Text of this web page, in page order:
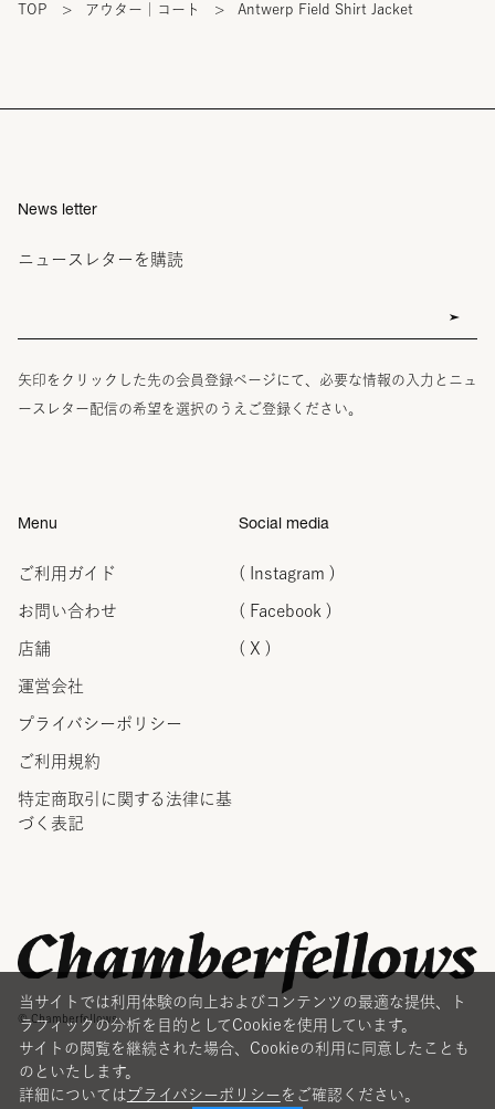
TOP > アウター｜コート > Antwerp Field Shirt Jacket
News letter
ニュースレターを購読
矢印をクリックした先の会員登録ページにて、必要な情報の入力とニュ
ースレター配信の希望を選択のうえご登録ください。
Menu
ご利用ガイド
お問い合わせ
店舗
運営会社
プライバシーポリシー
ご利用規約
特定商取引に関する法律に 基
づく表記
Social media
( Instagram )
( Facebook )
( X )
© Chamberfellows
当サイトでは利用体験の向上およびコンテンツの最適な提供、ト
ラフィックの分析を目的としてCookieを使用しています。
サイトの閲覧を継続された場合、Cookieの利用に同意したことも
のといたします。
詳細については プライバシーポリシー をご確認ください。